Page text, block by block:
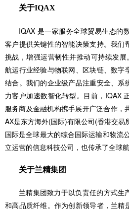
关于IQAX
IQAX 是一家服务全球贸易生态的
客户提供关键性的智能决策支持。我们
挑战，增强运营韧性并推动可持续发
航运行业经验与物联网、区块链、数字
结合。我们的企业级产品注重安全、系
力客户加速数智化转型。目前，IQAX
服务商及金融机构携手展开广泛合作，
AX是东方海外(国际)有限公司(香港交
国际是全球最大的综合国际运输和物流
立运营的信息科技公司，也传承了全球
关于兰精集团
兰精集团致力于以负责任的方式生
和高品质纤维。作为创新领导者，兰精